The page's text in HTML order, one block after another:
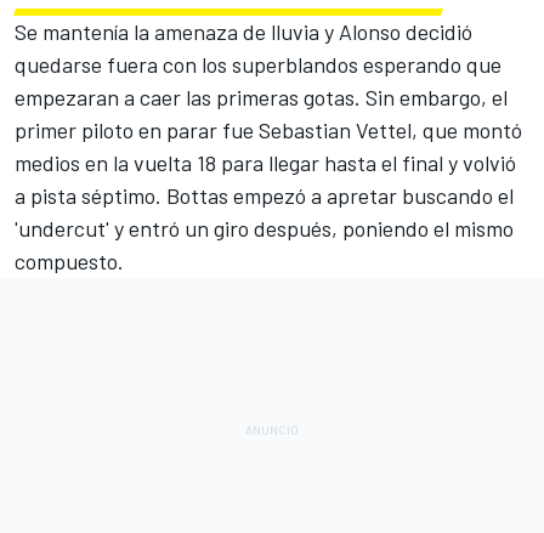
Se mantenía la amenaza de lluvia y Alonso decidió
quedarse fuera con los superblandos esperando que
empezaran a caer las primeras gotas. Sin embargo, el
primer piloto en parar fue Sebastian Vettel, que montó
medios en la vuelta 18 para llegar hasta el final y volvió
a pista séptimo. Bottas empezó a apretar buscando el
'undercut' y entró un giro después, poniendo el mismo
compuesto.